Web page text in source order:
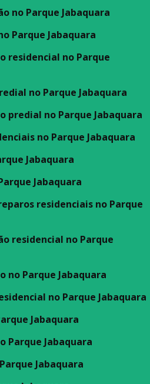
no Parque Jabaquara
Parque Jabaquara
residencial no Parque
no Parque Jabaquara
predial no Parque Jabaquara
no Parque Jabaquara
Jabaquara
Jabaquara
residenciais no Parque
residencial no Parque
no Parque Jabaquara
no Parque Jabaquara
Jabaquara
Jabaquara
Jabaquara